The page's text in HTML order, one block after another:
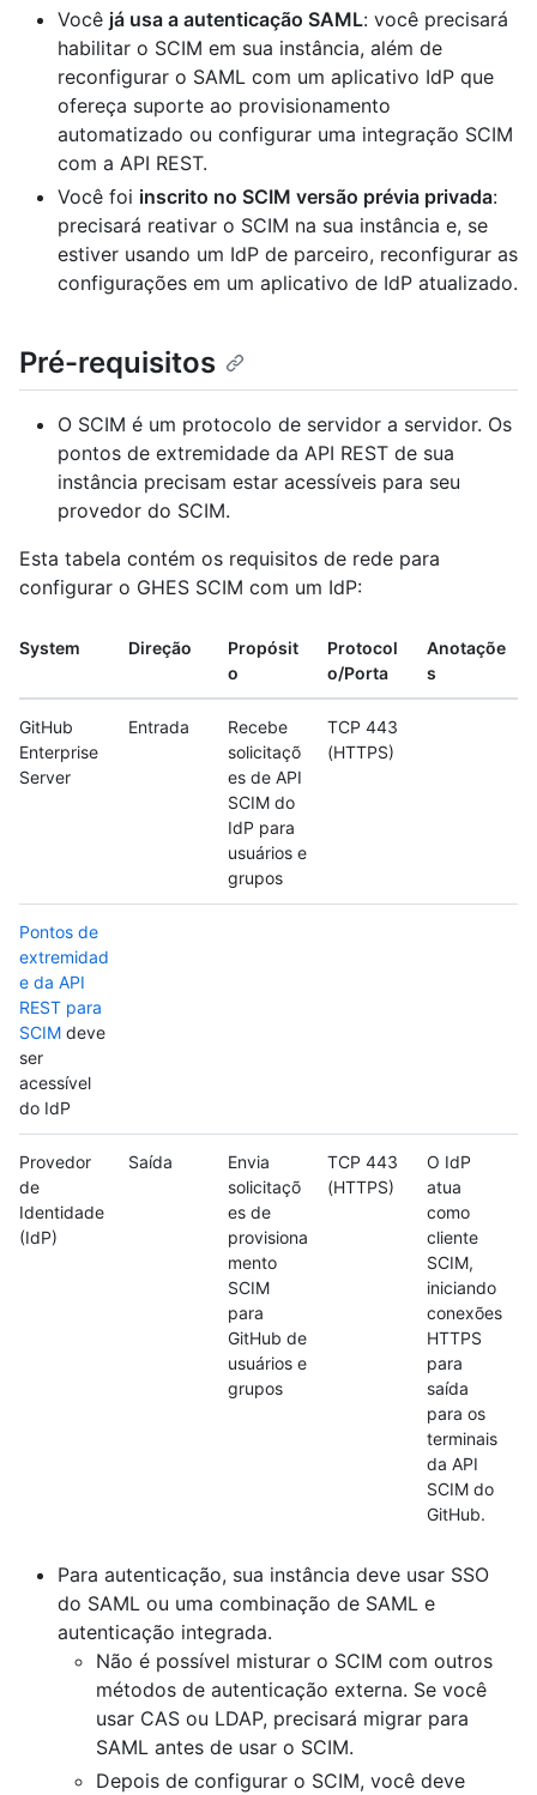
Você já usa a autenticação SAML: você precisará
habilitar o SCIM em sua instância, além de
reconfigurar o SAML com um aplicativo IdP que
ofereça suporte ao provisionamento
automatizado ou configurar uma integração SCIM
com a API REST.
Você foi inscrito no SCIM versão prévia privada:
precisará reativar o SCIM na sua instância e, se
estiver usando um IdP de parceiro, reconfigurar as
configurações em um aplicativo de IdP atualizado.
Pré-requisitos
O SCIM é um protocolo de servidor a servidor. Os
pontos de extremidade da API REST de sua
instância precisam estar acessíveis para seu
provedor do SCIM.
Esta tabela contém os requisitos de rede para
configurar o GHES SCIM com um IdP:
System Direção
Propósit
o
Protocol
o/Porta
Anotaçõe
s
GitHub
Enterprise
Server
Entrada
Recebe
solicitaçõ
es de API
SCIM do
IdP para
usuários e
grupos
TCP 443
(HTTPS)
Pontos de
extremidad
e da API
REST para
SCIM deve
ser
acessível
do IdP
Provedor
de
Identidade
(IdP)
Saída
Envia
solicitaçõ
es de
provisiona
mento
SCIM
para
GitHub de
usuários e
grupos
TCP 443
(HTTPS)
O IdP
atua
como
cliente
SCIM,
iniciando
conexões
HTTPS
para
saída
para os
terminais
da API
SCIM do
GitHub.
Para autenticação, sua instância deve usar SSO
do SAML ou uma combinação de SAML e
autenticação integrada.
Não é possível misturar o SCIM com outros
métodos de autenticação externa. Se você
usar CAS ou LDAP, precisará migrar para
SAML antes de usar o SCIM.
Depois de configurar o SCIM, você deve